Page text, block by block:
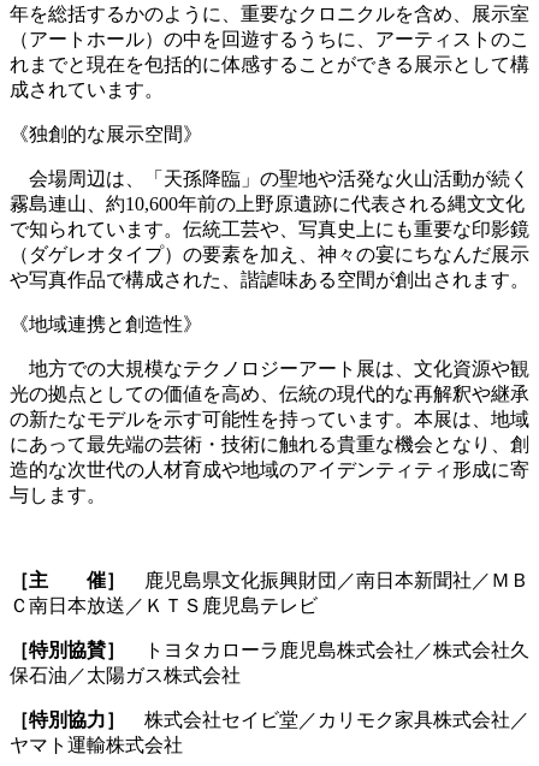
年を総括するかのように、重要なクロニクルを含め、展示室
（アートホール）の中を回遊するうちに、アーティストのこ
れまでと現在を包括的に体感することができる展示として構
成されています。
《独創的な展示空間》
会場周辺は、「天孫降臨」の聖地や活発な火山活動が続く
霧島連山、約10,600年前の上野原遺跡に代表される縄文文化
で知られています。伝統工芸や、写真史上にも重要な印影鏡
（ダゲレオタイプ）の要素を加え、神々の宴にちなんだ展示
や写真作品で構成された、諧謔味ある空間が創出されます。
《地域連携と創造性》
地方での大規模なテクノロジーアート展は、文化資源や観
光の拠点としての価値を高め、伝統の現代的な再解釈や継承
の新たなモデルを示す可能性を持っています。本展は、地域
にあって最先端の芸術・技術に触れる貴重な機会となり、創
造的な次世代の人材育成や地域のアイデンティティ形成に寄
与します。
［主 催］
鹿児島県文化振興財団／南日本新聞社／ＭＢ
Ｃ南日本放送／ＫＴＳ鹿児島テレビ
［特別協賛］
トヨタカローラ鹿児島株式会社／株式会社久
保石油／太陽ガス株式会社
［特別協力］
株式会社セイビ堂／カリモク家具株式会社／
ヤマト運輸株式会社